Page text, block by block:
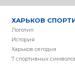
ХАРЬКОВ
Логотип
История
Харьков сегодня
7 спортивных